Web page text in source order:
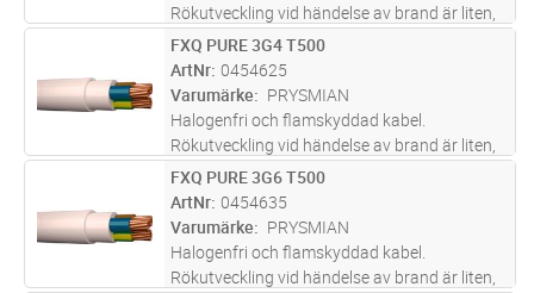
Rökutveckling vid händelse av brand är liten,
genomsynlig (underlättar utrymning) och ej
skadlig för elektronisk utrustning. Lämpar sig
för fast förläggning, i rör,
M Lägg i kundvagn
FXQ PURE 3G4 T500
ArtNr 0454625
Varumärke
PRYSMIAN
Halogenfri och flamskyddad kabel.
Rökutveckling vid händelse av brand är liten,
genomsynlig (underlättar utrymning) och ej
skadlig för elektronisk utrustning. Lämpar sig
för fast förläggning, i rör,
M Lägg i kundvagn
FXQ PURE 3G6 T500
ArtNr 0454635
Varumärke
PRYSMIAN
Halogenfri och flamskyddad kabel.
Rökutveckling vid händelse av brand är liten,